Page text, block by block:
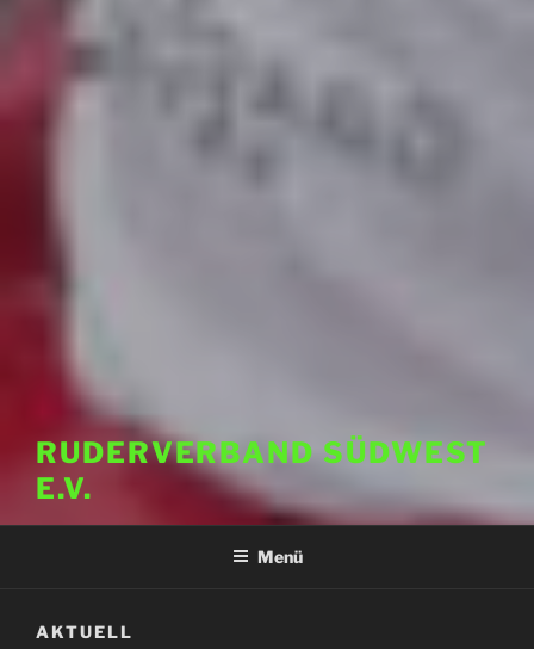
RUDERVERBAND SÜDWEST
E.V.
Menü
AKTUELL